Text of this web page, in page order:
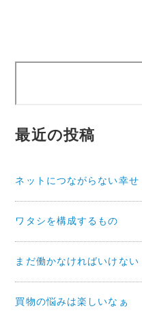
最近の投稿
ネットにつながらない幸せ
ワタシを構成するもの
まだ働かなければいけない
買物の悩みは楽しいなぁ